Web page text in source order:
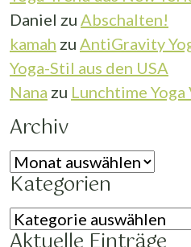
Daniel zu Abschalten!
kamah zu AntiGravity
Yoga-Stil aus den USA
Nana zu Lunchtime
Archiv
Archiv
Kategorien
Kategorien